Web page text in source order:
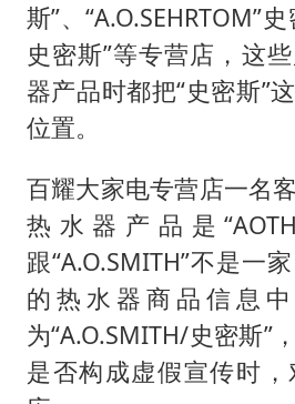
斯”、“A.O.SEHRTOM”
史密斯”等专营店，这
器产品时都把“史密斯”
位置。
百耀大家电专营店一名
热水器产品是
跟“A.O.SMITH”不是一
的热水器商品信息
为“A.O.SMITH/史密斯”
是否构成虚假宣传时